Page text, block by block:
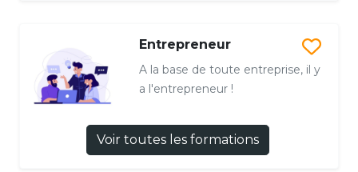
Entrepreneur
A la base de toute entreprise, il y
a l'entrepreneur !
Voir toutes les formations